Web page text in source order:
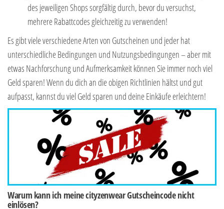
des jeweiligen Shops sorgfältig durch, bevor du versuchst,
mehrere Rabattcodes gleichzeitig zu verwenden!
Es gibt viele verschiedene Arten von Gutscheinen und jeder hat
unterschiedliche Bedingungen und Nutzungsbedingungen – aber mit
etwas Nachforschung und Aufmerksamkeit können Sie immer noch viel
Geld sparen! Wenn du dich an die obigen Richtlinien hältst und gut
aufpasst, kannst du viel Geld sparen und deine Einkäufe erleichtern!
Warum kann ich meine cityzenwear Gutscheincode nicht
einlösen?